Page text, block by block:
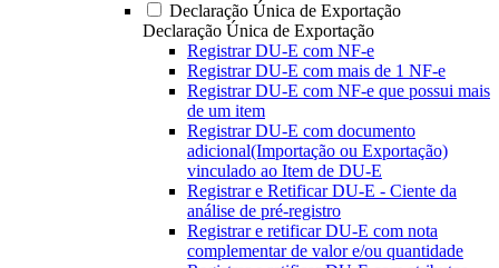
Declaração Única de Exportação
Declaração Única de Exportação
Registrar DU-E com NF-e
Registrar DU-E com mais de 1 NF-e
Registrar DU-E com NF-e que possui mais
de um item
Registrar DU-E com documento
adicional(Importação ou Exportação)
vinculado ao Item de DU-E
Registrar e Retificar DU-E - Ciente da
análise de pré-registro
Registrar e retificar DU-E com nota
complementar de valor e/ou quantidade